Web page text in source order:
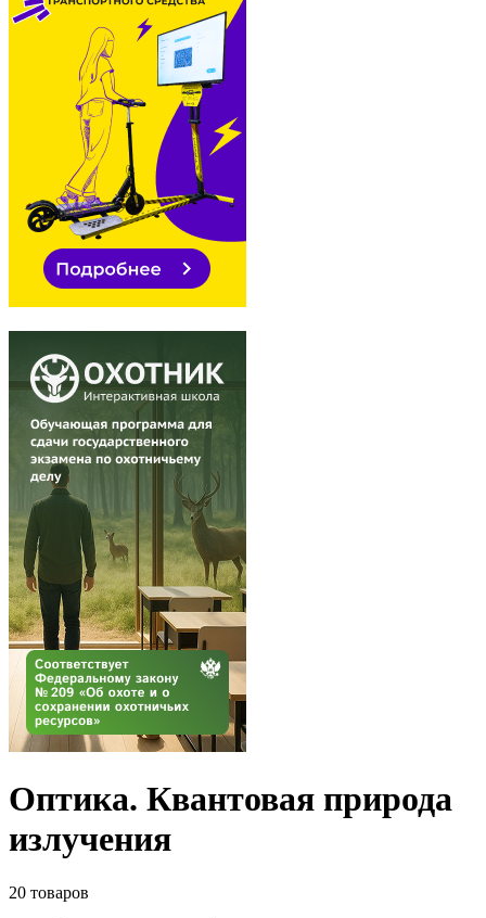
Оптика. Квантовая природа
излучения
20 товаров